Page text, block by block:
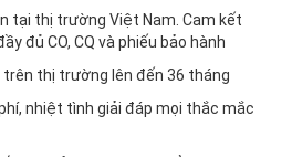
tại thị trường Việt Nam. Cam kết
đủ CO, CQ và phiếu bảo hành
trên thị trường lên đến 36 tháng
nhiệt tình giải đáp mọi thắc mắc